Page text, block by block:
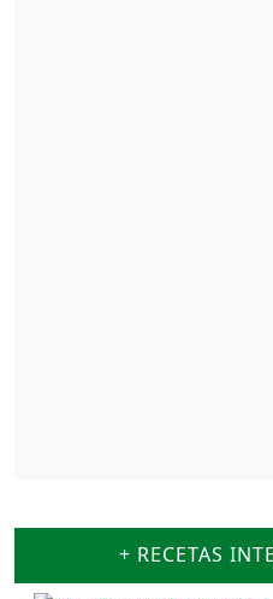
+ RECETAS